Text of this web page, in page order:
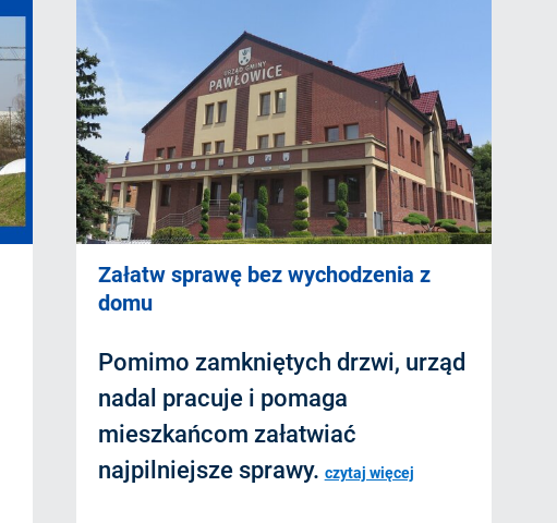
Załatw sprawę bez wychodzenia z
domu
Pomimo zamkniętych drzwi, urząd
nadal pracuje i pomaga
mieszkańcom załatwiać
najpilniejsze sprawy. czytaj więcej